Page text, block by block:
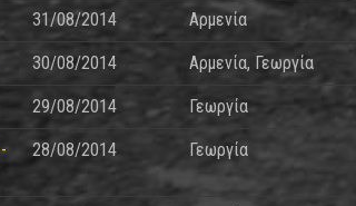
31/08/2014 Αρμενία
30/08/2014 Αρμενία, Γεωργία
29/08/2014 Γεωργία
28/08/2014 Γεωργία